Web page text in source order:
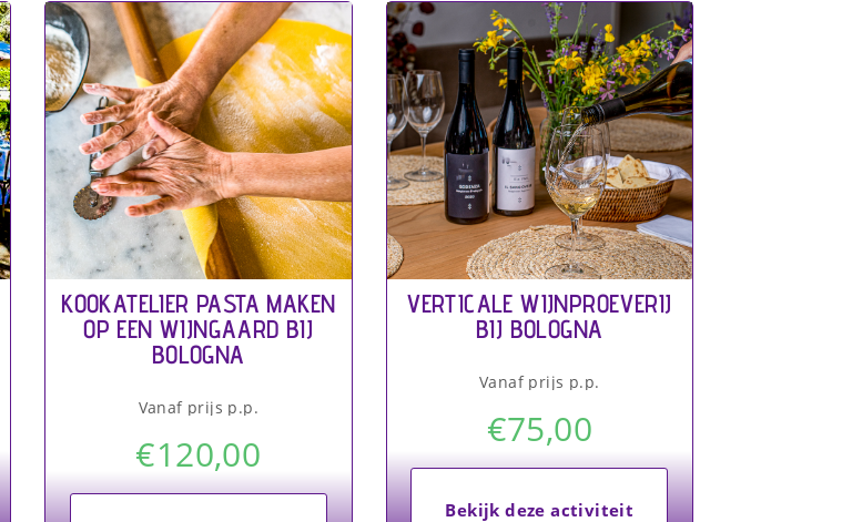
KOOKATELIER PASTA MAKEN
OP EEN WIJNGAARD BIJ
BOLOGNA
Vanaf prijs p.p.
€120,00
VERTICALE WIJNPROEVERIJ
BIJ BOLOGNA
Vanaf prijs p.p.
€75,00
Bekijk deze activiteit